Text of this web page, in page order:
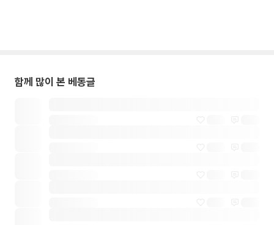
함께 많이 본 베동글